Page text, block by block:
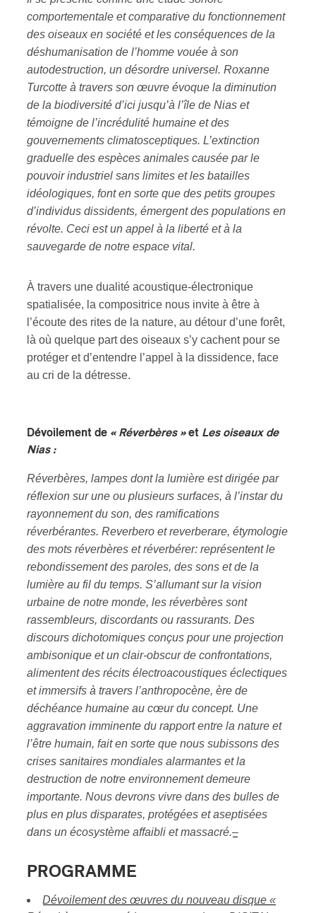
comportementale et comparative du fonctionnement
des oiseaux en société et les conséquences de la
déshumanisation de l’homme vouée à son
autodestruction, un désordre universel. Roxanne
Turcotte à travers son œuvre évoque la diminution
de la biodiversité d’ici jusqu’à l’île de Nias et
témoigne de l’incrédulité humaine et des
gouvernements climatosceptiques. L’extinction
graduelle des espèces animales causée par le
pouvoir industriel sans limites et les batailles
idéologiques, font en sorte que des petits groupes
d’individus dissidents, émergent des populations en
révolte. Ceci est un appel à la liberté et à la
sauvegarde de notre espace vital.
À travers une dualité acoustique-électronique
spatialisée, la compositrice nous invite à être à
l’écoute des rites de la nature, au détour d’une forêt,
là où quelque part des oiseaux s’y cachent pour se
protéger et d’entendre l’appel à la dissidence, face
au cri de la détresse.
Dévoilement de « Réverbères »et Les oiseaux de
Nias :
Réverbères, lampes dont la lumière est dirigée par
réflexion sur une ou plusieurs surfaces, à l’instar du
rayonnement du son, des ramifications
réverbérantes. Reverbero et reverberare, étymologie
des mots réverbères et réverbérer: représentent le
rebondissement des paroles, des sons et de la
lumière au fil du temps. S’allumant sur la vision
urbaine de notre monde, les réverbères sont
rassembleurs, discordants ou rassurants. Des
discours dichotomiques conçus pour une projection
ambisonique et un clair-obscur de confrontations,
alimentent des récits électroacoustiques éclectiques
et immersifs à travers l’anthropocène, ère de
déchéance humaine au cœur du concept. Une
aggravation imminente du rapport entre la nature et
l’être humain, fait en sorte que nous subissons des
crises sanitaires mondiales alarmantes et la
destruction de notre environnement demeure
importante. Nous devrons vivre dans des bulles de
plus en plus disparates, protégées et aseptisées
dans un écosystème affaibli et massacré.–
PROGRAMME
Dévoilement des œuvres du nouveau disque «